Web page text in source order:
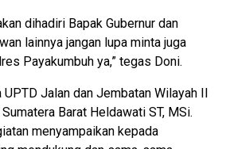
dihadiri Bapak Gubernur dan
lainnya jangan lupa minta juga
Payakumbuh ya,” tegas Doni.
Jalan dan Jembatan Wilayah II
Barat Heldawati ST, MSi.
menyampaikan kepada